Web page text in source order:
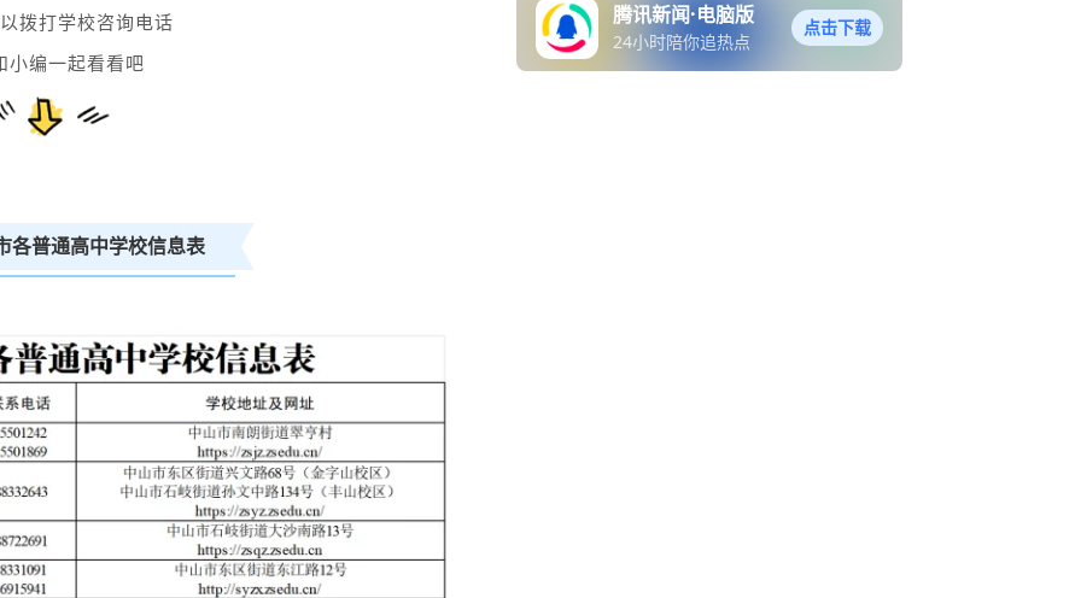
拨打学校咨询电话
小编一起看看吧
各普通高中学校信息表
腾讯新闻·电脑版
24小时陪你追热点
点击下载